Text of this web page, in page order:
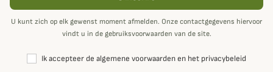
U kunt zich op elk gewenst moment afmelden. Onze contactgegevens hiervoor
vindt u in de gebruiksvoorwaarden van de site.
Ik accepteer de algemene voorwaarden en het privacybeleid